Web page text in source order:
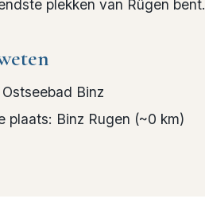
plekken van Rügen bent.
Binz
plaats: Binz Rugen (~0 km)